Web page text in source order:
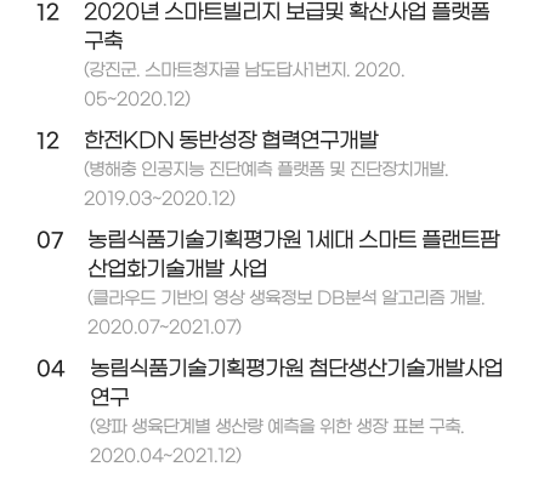
12
2020년 스마트빌리지 보급및 확산사업 플랫폼
구축
(강진군. 스마트청자골 남도답사1번지. 2020.
05~2020.12)
12 한전KDN 동반성장 협력연구개발
(병해충 인공지능 진단예측 플랫폼 및 진단장치개발.
2019.03~2020.12)
07
농림식품기술기획평가원 1세대 스마트 플랜트팜
산업화기술개발 사업
(클라우드 기반의 영상 생육정보 DB분석 알고리즘 개발.
2020.07~2021.07)
04
농림식품기술기획평가원 첨단생산기술개발사업
연구
(양파 생육단계별 생산량 예측을 위한 생장 표본 구축.
2020.04~2021.12)